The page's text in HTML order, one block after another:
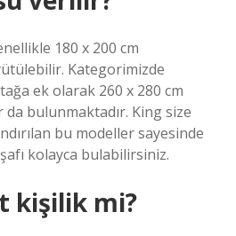
180 x 200 cm
Kategorimizde
ek olarak 260 x 280 cm
bulunmaktadır. King size
bu modeller sayesinde
kolayca bulabilirsiniz.
kişilik mi?